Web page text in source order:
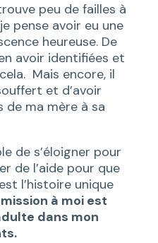
peu de failles à
pense avoir eu une
heureuse. De
avoir identifiées et
Mais encore, il
et d’avoir
de ma mère à sa
de s’éloigner pour
de l’aide pour que
l’histoire unique
à moi est
dans mon